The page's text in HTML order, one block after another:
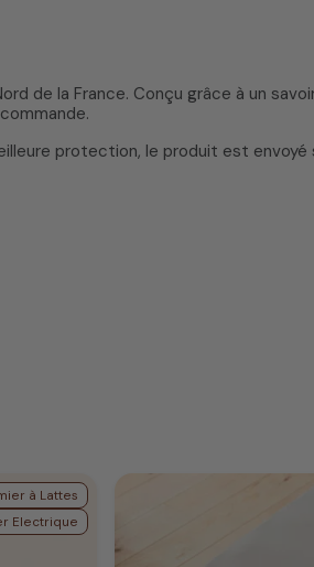
de la France. Conçu grâce à un
protection, le produit est envoyé
à Lattes
Electrique